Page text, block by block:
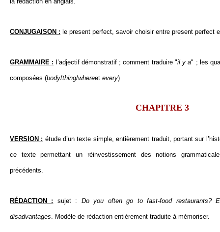
CONJUGAISON : le present perfect, savoir choisir entre present perfect
GRAMMAIRE : l’adjectif démonstratif ; comment traduire "il y a" ; les
composées (body/thing/whereet every)
CHAPITRE 3
VERSION : étude d’un texte simple, entièrement traduit, portant sur
ce texte permettant un réinvestissement des notions
précédents.
RÉDACTION : sujet : Do you often go to fast-food restaurants?
disadvantages. Modèle de rédaction entièrement traduite à mémoriser.